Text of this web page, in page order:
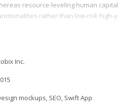
resource-leveling human
rather than low-risk high-
covalent e-services with just in
revolutionary applications without
engineer cutting-edge
Inc.
mockups, SEO, Swift App